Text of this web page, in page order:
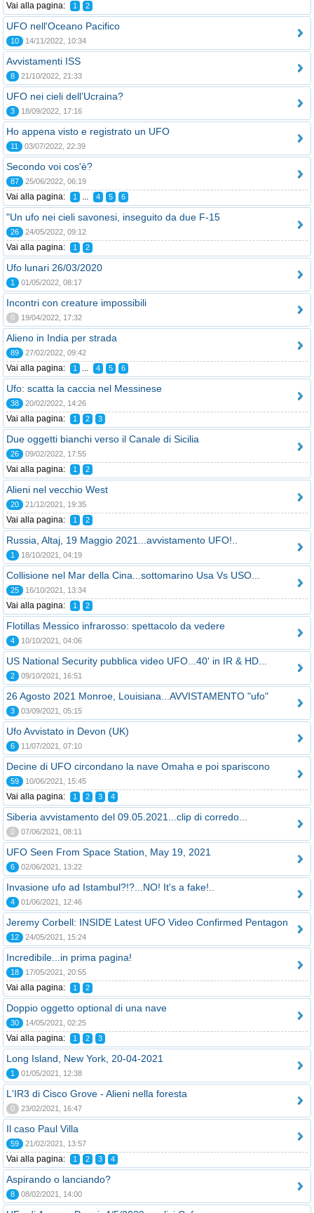
Vai alla pagina: 1 2
UFO nell'Oceano Pacifico
10 14/11/2022, 10:34
Avvistamenti ISS
8 21/10/2022, 21:33
UFO nei cieli dell’Ucraina?
3 18/09/2022, 17:16
Ho appena visto e registrato un UFO
11 03/07/2022, 22:39
Secondo voi cos'è?
87 25/06/2022, 06:19
Vai alla pagina: 1 ... 4 5 6
"Un ufo nei cieli savonesi, inseguito da due F-15
26 24/05/2022, 09:12
Vai alla pagina: 1 2
Ufo lunari 26/03/2020
1 01/05/2022, 08:17
Incontri con creature impossibili
0 19/04/2022, 17:32
Alieno in India per strada
89 27/02/2022, 09:42
Vai alla pagina: 1 ... 4 5 6
Ufo: scatta la caccia nel Messinese
38 20/02/2022, 14:26
Vai alla pagina: 1 2 3
Due oggetti bianchi verso il Canale di Sicilia
26 09/02/2022, 17:55
Vai alla pagina: 1 2
Alieni nel vecchio West
20 21/12/2021, 19:35
Vai alla pagina: 1 2
Russia, Altaj, 19 Maggio 2021...avvistamento UFO!..
1 18/10/2021, 04:19
Collisione nel Mar della Cina...sottomarino Usa Vs USO...
25 16/10/2021, 13:34
Vai alla pagina: 1 2
Flotillas Messico infrarosso: spettacolo da vedere
4 10/10/2021, 04:06
US National Security pubblica video UFO...40' in IR & HD...
2 09/10/2021, 16:51
26 Agosto 2021 Monroe, Louisiana...AVVISTAMENTO "ufo"
3 03/09/2021, 05:15
Ufo Avvistato in Devon (UK)
6 11/07/2021, 07:10
Decine di UFO circondano la nave Omaha e poi spariscono
59 10/06/2021, 15:45
Vai alla pagina: 1 2 3 4
Siberia avvistamento del 09.05.2021...clip di corredo...
0 07/06/2021, 08:11
UFO Seen From Space Station, May 19, 2021
6 02/06/2021, 13:22
Invasione ufo ad Istambul?!?...NO! It's a fake!..
4 01/06/2021, 12:46
Jeremy Corbell: INSIDE Latest UFO Video Confirmed Pentagon
12 24/05/2021, 15:24
Incredibile...in prima pagina!
18 17/05/2021, 20:55
Vai alla pagina: 1 2
Doppio oggetto optional di una nave
30 14/05/2021, 02:25
Vai alla pagina: 1 2 3
Long Island, New York, 20-04-2021
1 01/05/2021, 12:38
L'IR3 di Cisco Grove - Alieni nella foresta
0 23/02/2021, 16:47
Il caso Paul Villa
59 21/02/2021, 13:57
Vai alla pagina: 1 2 3 4
Aspirando o lanciando?
8 08/02/2021, 14:00